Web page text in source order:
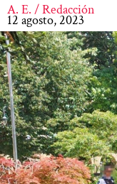
A. E. / Redacción
12 agosto, 2023